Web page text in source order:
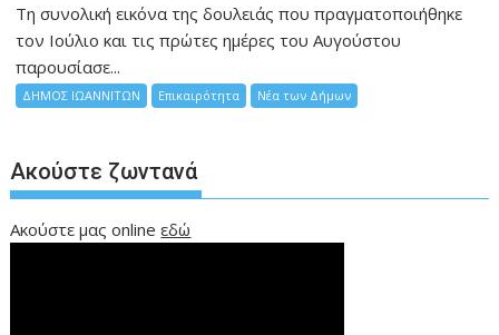
Τη συνολική εικόνα της δουλειάς που πραγματοποιήθηκε
τον Ιούλιο και τις πρώτες ημέρες του Αυγούστου
παρουσίασε...
ΔΗΜΟΣ ΙΩΑΝΝΙΤΩΝ Επικαιρότητα Νέα των Δήμων
Ακούστε ζωντανά
Ακούστε μας onlineεδώ